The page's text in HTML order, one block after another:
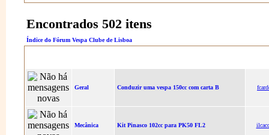
Encontrados 502 itens
Índice do Fórum Vespa Clube de Lisboa
Geral Conduzir uma vespa 150cc com carta B
Mecânica Kit Pinasco 102cc para PK50 FL2